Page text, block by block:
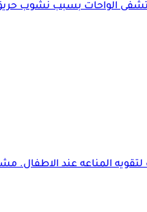
الواحات بسبب
المناعه عند الاطفال.